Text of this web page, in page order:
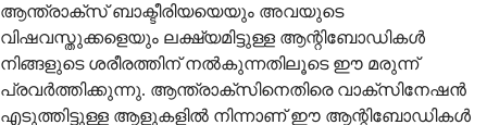
ആന്ത്രാക്സ് ബാക്ടീരിയയെയും അവയുടെ
വിഷവസ്തുക്കളെയും ലക്ഷ്യമിട്ടുള്ള ആന്റിബോഡികൾ
നിങ്ങളുടെ ശരീരത്തിന് നൽകുന്നതിലൂടെ ഈ മരുന്ന്
പ്രവർത്തിക്കുന്നു. ആന്ത്രാക്സിനെതിരെ വാക്സിനേഷൻ
എടുത്തിട്ടുള്ള ആളുകളിൽ നിന്നാണ് ഈ ആന്റിബോഡികൾ